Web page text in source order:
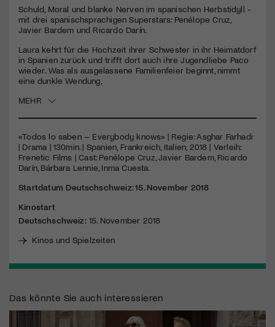
Schuld, Moral und blanke Nerven im spanischen Herbstidyll -
mit drei spanischsprachigen Superstars: Penélope Cruz,
Javier Bardem und Ricardo Darín.
Laura kehrt für die Hochzeit ihrer Schwester in ihr Heimatdorf
in Spanien zurück und trifft dort auch ihre Jugendliebe Paco
wieder. Was als ausgelassene Familienfeier beginnt, nimmt
eine dunkle Wendung,
MEHR
«Todos lo saben – Everybody knows» | Regie: Asghar Farhadi
| Drama | 130min. | Spanien, Frankreich, Italien, 2018 | Verleih:
Frenetic Films | Cast: Penélope Cruz, Javier Bardem, Ricardo
Darín, Bárbara Lennie, Inma Cuesta.
Startdatum Deutschschweiz: 15. November 2018
Kinostart
Deutschschweiz:15. November 2018
Kinos und Spielzeiten
Das könnte Sie auch interessieren
Jetzt Mitglied werden